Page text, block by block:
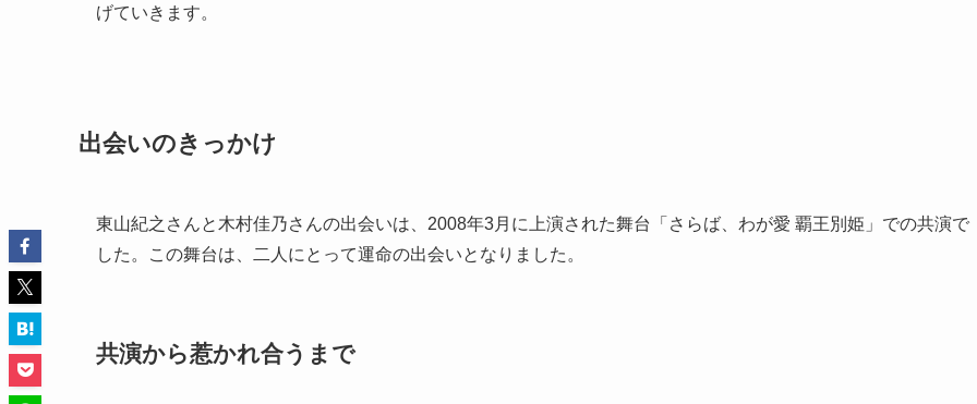
げていきます。
出会いのきっかけ
東山紀之さんと木村佳乃さんの出会いは、2008年3月に上演された舞台「さらば、わが愛 覇王別姫」での共演で
した。この舞台は、二人にとって運命の出会いとなりました。
共演から惹かれ合うまで